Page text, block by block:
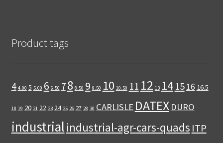
Product tags
4 4.00 5 5.00 6 6.50 78 8.50 9 9.50 10 10.50 11 12 13 14 1516 16.5
18 19 20 21 22 23 24 25 26 27 28 30 CARLISLE DATEX DURO
industrial industrial-agr-cars-quads ITP